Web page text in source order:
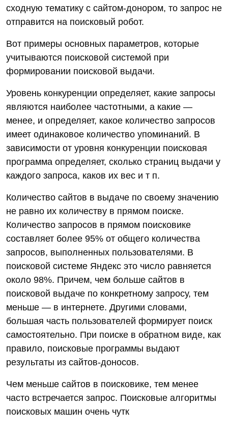
сходную тематику с сайтом-донором, то запрос не
отправится на поисковый робот.
Вот примеры основных параметров, которые
учитываются поисковой системой при
формировании поисковой выдачи.
Уровень конкуренции определяет, какие запросы
являются наиболее частотными, а какие —
менее, и определяет, какое количество запросов
имеет одинаковое количество упоминаний. В
зависимости от уровня конкуренции поисковая
программа определяет, сколько страниц выдачи у
каждого запроса, каков их вес и т п.
Количество сайтов в выдаче по своему значению
не равно их количеству в прямом поиске.
Количество запросов в прямом поисковике
составляет более 95% от общего количества
запросов, выполненных пользователями. В
поисковой системе Яндекс это число равняется
около 98%. Причем, чем больше сайтов в
поисковой выдаче по конкретному запросу, тем
меньше — в интернете. Другими словами,
большая часть пользователей формирует поиск
самостоятельно. При поиске в обратном виде, как
правило, поисковые программы выдают
результаты из сайтов-доносов.
Чем меньше сайтов в поисковике, тем менее
часто встречается запрос. Поисковые алгоритмы
поисковых машин очень чутк